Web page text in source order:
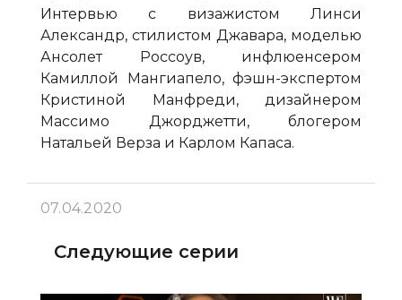
Интервью с визажистом Линси
Александр, стилистом Джавара, моделью
Ансолет Россоув, инфлюенсером
Камиллой Мангиапело, фэшн-экспертом
Кристиной Манфреди, дизайнером
Массимо Джорджетти, блогером
Натальей Верза и Карлом Капаса.
07.04.2020
Следующие серии